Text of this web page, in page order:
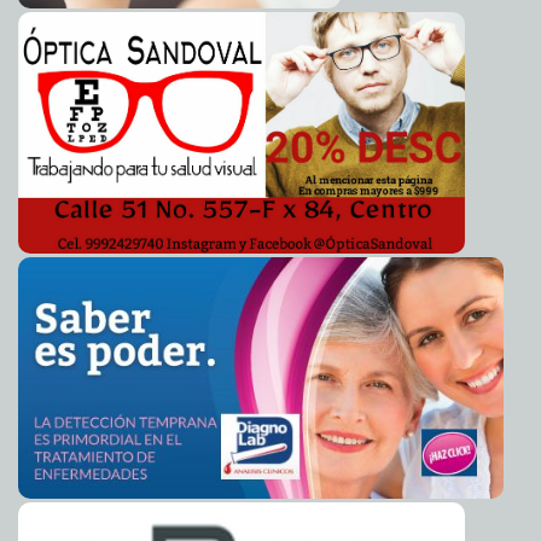
2012-06-27 08:45:30
2012-06-27 08:43:14 Se estrelló helicóptero de la Marina A7
2012-06-27 08:40:46 'Ya no soy el caballo que era hace 20 años', admite
Chávez A7
2012-06-27 08:38:06 'Indecisos' darán la victoria al PAN A7
2012-06-27 08:35:39 Descubren nuevo mineral en meteorito A7
2012-06-27 08:33:48 Amputaron la otra pierna A7
2012-06-27 08:32:15 En 2013, agujero negro engullirá gigantesca nube de
2012-06-27 08:30:38 Exigen a Obama reconsiderar veto a 'Rápido y Furioso'
A7
2012-06-27 08:29:07 Pronto contactaremos con extraterrestres
2012-06-27 08:27:38 Magnetismo aliviaría el párkinson A7
2012-06-27 08:26:13 Peña Nieto suspendió cierre de campaña en Tabasco
2012-06-27 08:23:52 Mariposas monarca cambian zona de migración A7
2012-06-26 11:59:46 "Gracias por la confianza", dice Salvador Vitelli a
ciudadanos A7
2012-06-26 11:49:57 "A pesar de la oscuridad del gobierno de Yucatán,
ustedes, la gente, son la luz de México": JVM A7